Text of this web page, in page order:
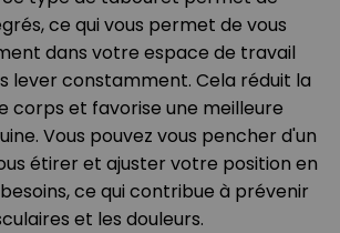
ce qui vous permet de vous
dans votre espace de travail
lever constamment. Cela réduit la
corps et favorise une meilleure
Vous pouvez vous pencher d'un
étirer et ajuster votre position en
ce qui contribue à prévenir
et les douleurs.